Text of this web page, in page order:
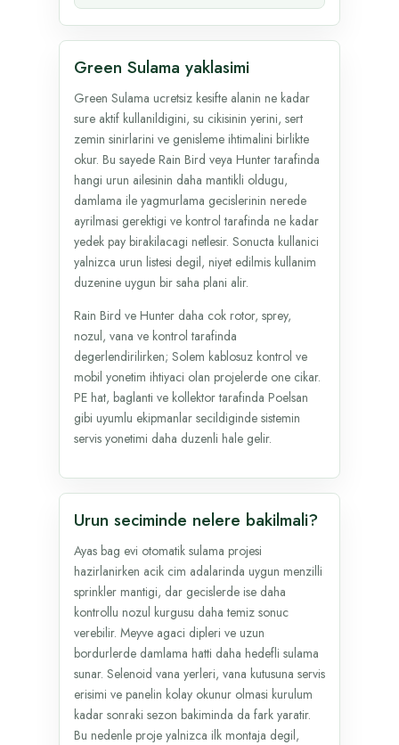
Green Sulama yaklasimi
Green Sulama ucretsiz kesifte alanin ne kadar
sure aktif kullanildigini, su cikisinin yerini, sert
zemin sinirlarini ve genisleme ihtimalini birlikte
okur. Bu sayede Rain Bird veya Hunter tarafinda
hangi urun ailesinin daha mantikli oldugu,
damlama ile yagmurlama gecislerinin nerede
ayrilmasi gerektigi ve kontrol tarafinda ne kadar
yedek pay birakilacagi netlesir. Sonucta kullanici
yalnizca urun listesi degil, niyet edilmis kullanim
duzenine uygun bir saha plani alir.
Rain Bird ve Hunter daha cok rotor, sprey,
nozul, vana ve kontrol tarafinda
degerlendirilirken; Solem kablosuz kontrol ve
mobil yonetim ihtiyaci olan projelerde one cikar.
PE hat, baglanti ve kollektor tarafinda Poelsan
gibi uyumlu ekipmanlar secildiginde sistemin
servis yonetimi daha duzenli hale gelir.
Urun seciminde nelere bakilmali?
Ayas bag evi otomatik sulama projesi
hazirlanirken acik cim adalarinda uygun menzilli
sprinkler mantigi, dar gecislerde ise daha
kontrollu nozul kurgusu daha temiz sonuc
verebilir. Meyve agaci dipleri ve uzun
bordurlerde damlama hatti daha hedefli sulama
sunar. Selenoid vana yerleri, vana kutusuna servis
erisimi ve panelin kolay okunur olmasi kurulum
kadar sonraki sezon bakiminda da fark yaratir.
Bu nedenle proje yalnizca ilk montaja degil,